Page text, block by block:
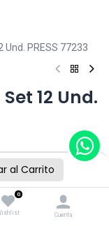
al Carrito
0
Cuenta
Und. PRESS 77233
12 Und.